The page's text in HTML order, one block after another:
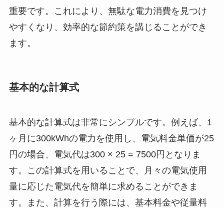
重要です。これにより、無駄な電力消費を見つけ
やすくなり、効率的な節約策を講じることができ
ます。
基本的な計算式
基本的な計算式は非常にシンプルです。例えば、1
ヶ月に300kWhの電力を使用し、電気料金単価が25
円の場合、電気代は300 × 25 = 7500円となりま
す。この計算式を用いることで、月々の電気使用
量に応じた電気代を簡単に求めることができま
す。また、計算を行う際には、基本料金や従量料